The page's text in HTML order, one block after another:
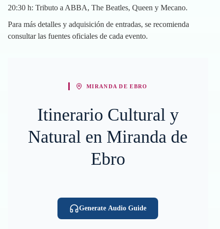
20:30 h: Tributo a ABBA, The Beatles, Queen y Mecano.
Para más detalles y adquisición de entradas, se recomienda
consultar las fuentes oficiales de cada evento.
MIRANDA DE EBRO
Itinerario Cultural y
Natural en Miranda de
Ebro
Generate Audio Guide